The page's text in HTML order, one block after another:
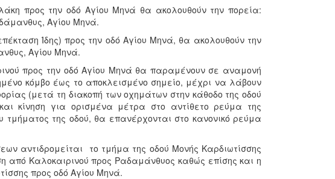
την οδό Αγίου Μηνά θα ακολουθούν την πορεία:
Αγίου Μηνά.
Ίδης) προς την οδό Αγίου Μηνά, θα ακολουθούν την
Αγίου Μηνά.
προς την οδό Αγίου Μηνά θα παραμένουν σε αναμονή
κόμβο έως το αποκλεισμένο σημείο, μέχρι να λάβουν
(μετά τη διακοπή των οχημάτων στην κάθοδο της οδού
κίνηση για ορισμένα μέτρα στο αντίθετο ρεύμα της
της οδού, θα επανέρχονται στο κανονικό ρεύμα
αντιδρομείται το τμήμα της οδού Μονής Καρδιωτίσσης
Καλοκαιρινού προς Ραδαμάνθυος καθώς επίσης και η
προς οδό Αγίου Μηνά.